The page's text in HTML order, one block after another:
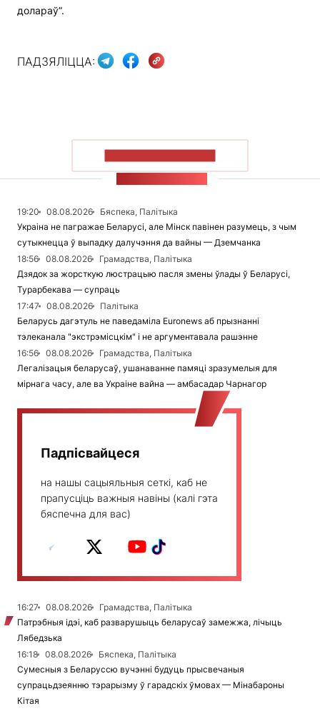
долараў”.
ПАДЗЯЛІЦЦА:
19:20 08.08.2026
Бяспека, Палітыка
Украіна не пагражае Беларусі, але Мінск павінен разумець, з чым
сутыкнецца ў выпадку далучэння да вайны — Дземчанка
18:56
08.08.2026
Грамадства, Палітыка
Дзядок за жорсткую люстрацыю пасля змены ўлады ў Беларусі,
Турарбекава — супраць
17:47
08.08.2026
Палітыка
Беларусь дагэтуль не паведаміла Euronews аб прызнанні
тэлеканала "экстрэмісцкім" і не аргументавала рашэнне
16:56
08.08.2026
Грамадства, Палітыка
Легалізацыя беларусаў, ушанаванне памяці зразумелыя для
мірнага часу, але ва Украіне вайна — амбасадар Чарнагор
Падпісвайцеся
на нашы сацыяльныя сеткі, каб не
прапусціць важныя навіны (калі гэта
бяспечна для вас)
16:27 08.08.2026
Грамадства, Палітыка
Патрэбныя ідэі, каб разварушыць беларусаў замежжа, лічыць
Лябедзька
16:18
08.08.2026
Бяспека, Палітыка
Сумесныя з Беларуссю вучэнні будуць прысвечаныя
супрацьдзеянню тэрарызму ў гарадскіх ўмовах — Мінабароны
Кітая